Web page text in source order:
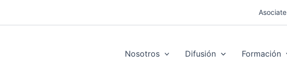
Asociate
Nosotros Difusión Formación